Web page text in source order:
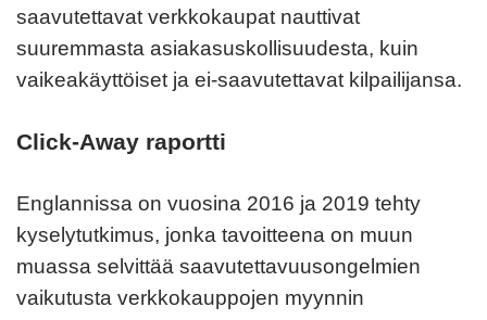
saavutettavat verkkokaupat nauttivat
suuremmasta asiakasuskollisuudesta, kuin
vaikeakäyttöiset ja ei-saavutettavat kilpailijansa.
Click-Away raportti
Englannissa on vuosina 2016 ja 2019 tehty
kyselytutkimus, jonka tavoitteena on muun
muassa selvittää saavutettavuusongelmien
vaikutusta verkkokauppojen myynnin